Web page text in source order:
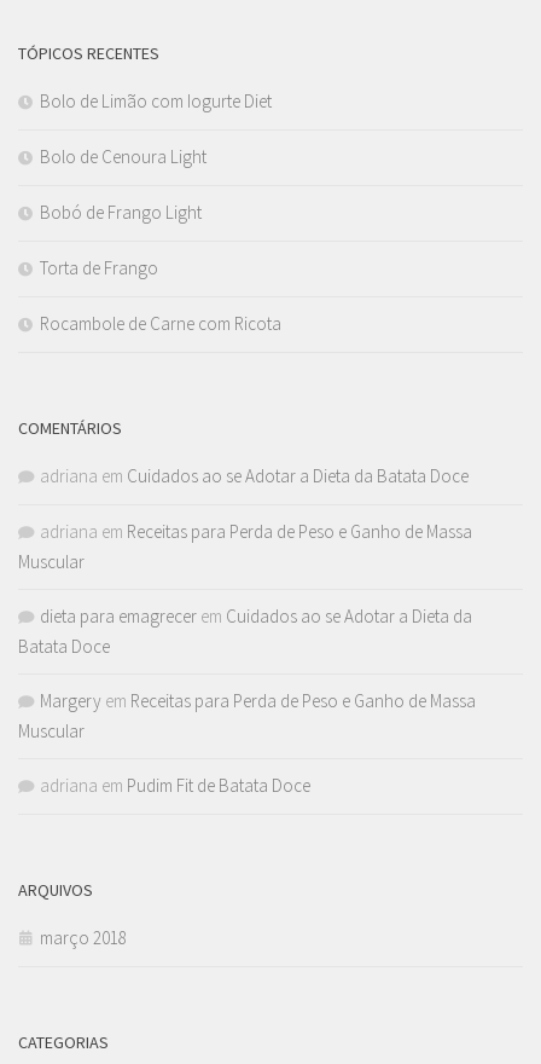
TÓPICOS RECENTES
Bolo de Limão com Iogurte Diet
Bolo de Cenoura Light
Bobó de Frango Light
Torta de Frango
Rocambole de Carne com Ricota
COMENTÁRIOS
adriana em Cuidados ao se Adotar a Dieta da Batata Doce
adriana em Receitas para Perda de Peso e Ganho de Massa
Muscular
dieta para emagrecer em Cuidados ao se Adotar a Dieta da
Batata Doce
Margery em Receitas para Perda de Peso e Ganho de Massa
Muscular
adriana em Pudim Fit de Batata Doce
ARQUIVOS
março 2018
CATEGORIAS